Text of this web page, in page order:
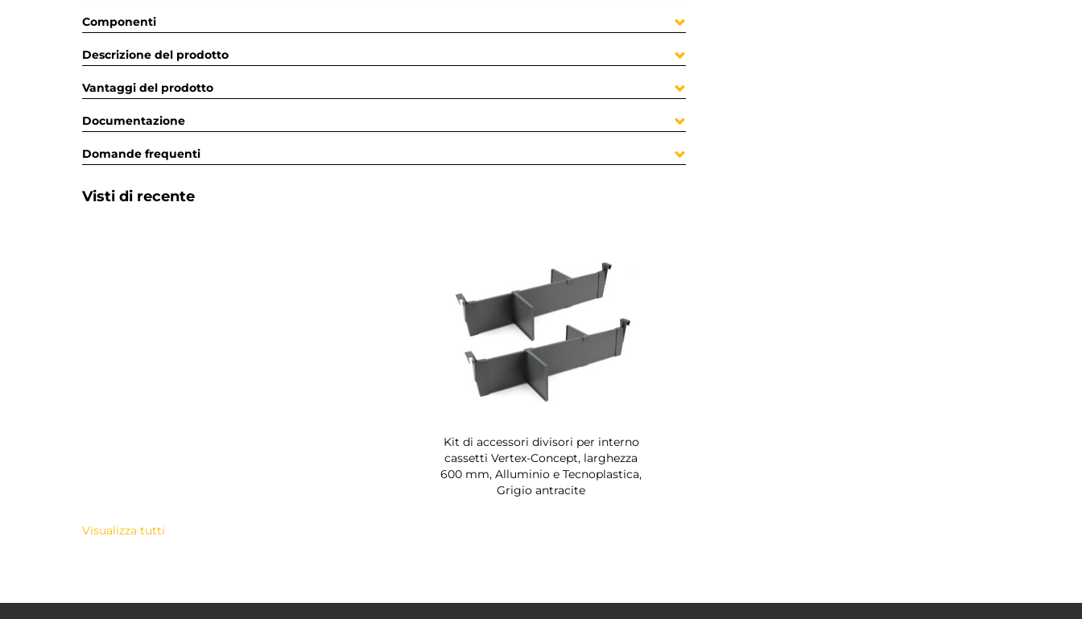
Componenti
Descrizione del prodotto
Vantaggi del prodotto
Documentazione
Domande frequenti
Visti di recente
Kit di accessori divisori per interno
cassetti Vertex-Concept, larghezza
600 mm, Alluminio e Tecnoplastica,
Grigio antracite
Visualizza tutti